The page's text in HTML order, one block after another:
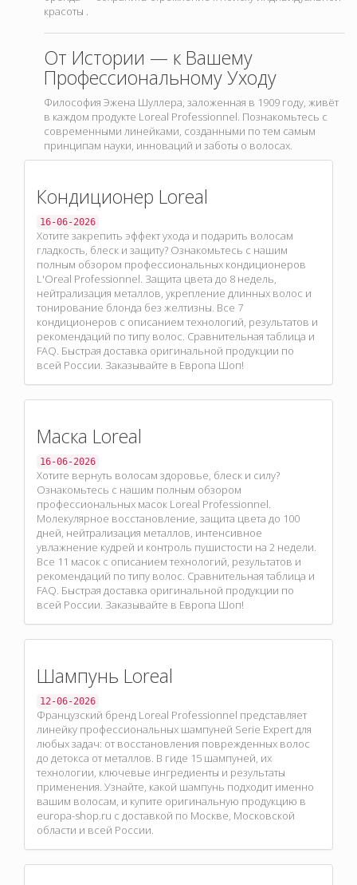
красоты .
От Истории — к Вашему
Профессиональному Уходу
Философия Эжена Шуллера, заложенная в 1909 году, живёт
в каждом продукте Loreal Professionnel. Познакомьтесь с
современными линейками, созданными по тем самым
принципам науки, инноваций и заботы о волосах.
Кондиционер Loreal
16-06-2026
Хотите закрепить эффект ухода и подарить волосам
гладкость, блеск и защиту? Ознакомьтесь с нашим
полным обзором профессиональных кондиционеров
L'Oreal Professionnel. Защита цвета до 8 недель,
нейтрализация металлов, укрепление длинных волос и
тонирование блонда без желтизны. Все 7
кондиционеров с описанием технологий, результатов и
рекомендаций по типу волос. Сравнительная таблица и
FAQ. Быстрая доставка оригинальной продукции по
всей России. Заказывайте в Европа Шоп!
Маска Loreal
16-06-2026
Хотите вернуть волосам здоровье, блеск и силу?
Ознакомьтесь с нашим полным обзором
профессиональных масок Loreal Professionnel.
Молекулярное восстановление, защита цвета до 100
дней, нейтрализация металлов, интенсивное
увлажнение кудрей и контроль пушистости на 2 недели.
Все 11 масок с описанием технологий, результатов и
рекомендаций по типу волос. Сравнительная таблица и
FAQ. Быстрая доставка оригинальной продукции по
всей России. Заказывайте в Европа Шоп!
Шампунь Loreal
12-06-2026
Французский бренд Loreal Professionnel представляет
линейку профессиональных шампуней Serie Expert для
любых задач: от восстановления поврежденных волос
до детокса от металлов. В гиде 15 шампуней, их
технологии, ключевые ингредиенты и результаты
применения. Узнайте, какой шампунь подходит именно
вашим волосам, и купите оригинальную продукцию в
europa-shop.ru с доставкой по Москве, Московской
области и всей России.